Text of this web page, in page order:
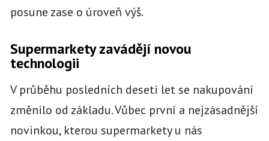
posune zase o úroveň výš.
Supermarkety zavádějí novou
technologii
V průběhu posledních deseti let se nakupování
změnilo od základu. Vůbec první a nejzásadnější
novinkou, kterou supermarkety u nás